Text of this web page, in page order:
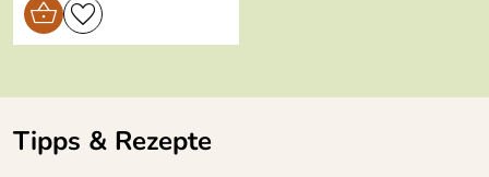
Tipps & Rezepte